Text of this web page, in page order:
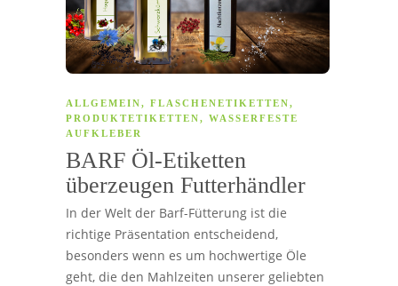
ALLGEMEIN, FLASCHENETIKETTEN,
PRODUKTETIKETTEN, WASSERFESTE
AUFKLEBER
BARF Öl-Etiketten
überzeugen Futterhändler
In der Welt der Barf-Fütterung ist die
richtige Präsentation entscheidend,
besonders wenn es um hochwertige Öle
geht, die den Mahlzeiten unserer geliebten